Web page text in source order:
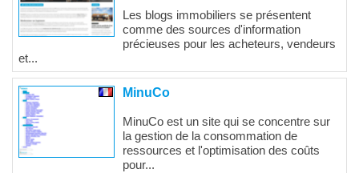
Les blogs immobiliers se présentent
comme des sources d'information
précieuses pour les acheteurs, vendeurs
et...
MinuCo
MinuCo est un site qui se concentre sur
la gestion de la consommation de
ressources et l'optimisation des coûts
pour...